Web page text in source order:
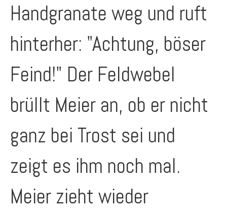
Handgranate weg und ruft
hinterher: "Achtung, böser
Feind!" Der Feldwebel
brüllt Meier an, ob er nicht
ganz bei Trost sei und
zeigt es ihm noch mal.
Meier zieht wieder